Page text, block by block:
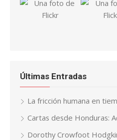
Últimas Entradas
La fricción humana en
Cartas desde Honduras:
Dorothy Crowfoot